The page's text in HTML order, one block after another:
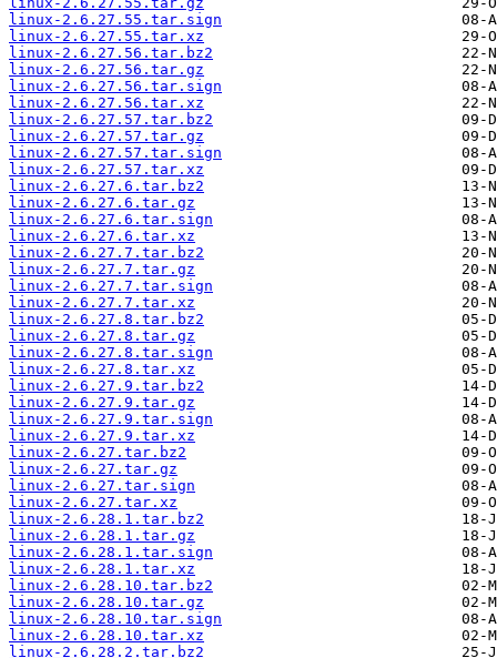
linux-2.6.27.55.tar.sign
linux-2.6.27.55.tar.xz
linux-2.6.27.56.tar.bz2
linux-2.6.27.56.tar.gz
linux-2.6.27.56.tar.sign
linux-2.6.27.56.tar.xz
linux-2.6.27.57.tar.bz2
linux-2.6.27.57.tar.gz
linux-2.6.27.57.tar.sign
linux-2.6.27.57.tar.xz
linux-2.6.27.6.tar.bz2
linux-2.6.27.6.tar.gz
linux-2.6.27.6.tar.sign
linux-2.6.27.6.tar.xz
linux-2.6.27.7.tar.bz2
linux-2.6.27.7.tar.gz
linux-2.6.27.7.tar.sign
linux-2.6.27.7.tar.xz
linux-2.6.27.8.tar.bz2
linux-2.6.27.8.tar.gz
linux-2.6.27.8.tar.sign
linux-2.6.27.8.tar.xz
linux-2.6.27.9.tar.bz2
linux-2.6.27.9.tar.gz
linux-2.6.27.9.tar.sign
linux-2.6.27.9.tar.xz
linux-2.6.27.tar.bz2
linux-2.6.27.tar.gz
linux-2.6.27.tar.sign
linux-2.6.27.tar.xz
linux-2.6.28.1.tar.bz2
linux-2.6.28.1.tar.gz
linux-2.6.28.1.tar.sign
linux-2.6.28.1.tar.xz
linux-2.6.28.10.tar.bz2
linux-2.6.28.10.tar.gz
linux-2.6.28.10.tar.sign
linux-2.6.28.10.tar.xz
linux-2.6.28.2.tar.bz2